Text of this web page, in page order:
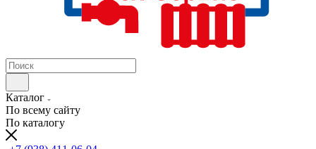
Каталог
По всему сайту
По каталогу